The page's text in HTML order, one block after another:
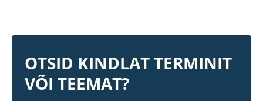
OTSID KINDLAT TERMINIT
VÕI TEEMAT?